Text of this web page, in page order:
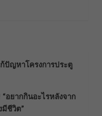
ปัญหาโครงการประตู
อยากกินอะไรหลังจาก
มีชีวิต”